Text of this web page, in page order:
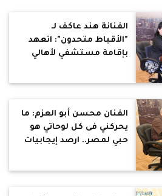
الفنانة هند عاكف لـ
"الأقباط متحدون": اتعهد
بإقامة مستشفي لأهالي
الفنان محسن أبو العزم: ما
يحركني فى كل لوحاتي هو
حبي لمصر.. ارصد إيجابيات